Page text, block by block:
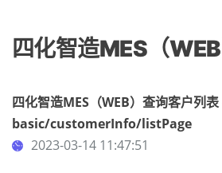
四化智造MES（
四化智造MES（WEB）查询客户列表
basic/customerInfo/listPage
2023-03-14 11:47:51